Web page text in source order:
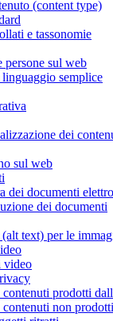
(content type)
e tassonomie
persone sul web
semplice
dei
sul web
dei documenti
dei documenti
text) per le
video
prodotti
non